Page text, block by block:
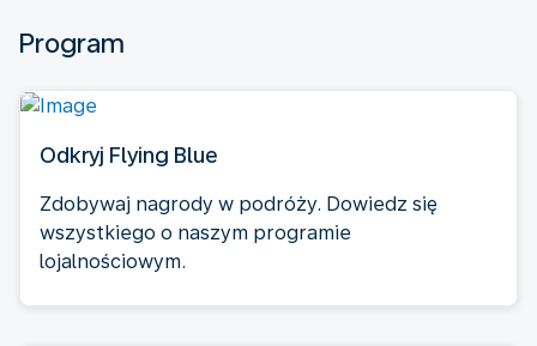
Program
Odkryj Flying Blue
Zdobywaj nagrody w podróży. Dowiedz się
wszystkiego o naszym programie
lojalnościowym.